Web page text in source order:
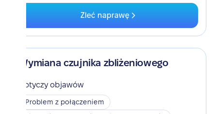
Zleć naprawę
Wymiana czujnika zbliżeniowego
Dotyczy objawów
Problem z połączeniem